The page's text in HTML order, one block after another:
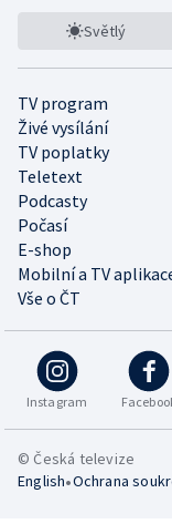
Světlý
TV program
Živé vysílání
TV poplatky
Teletext
Podcasty
Počasí
E-shop
Mobilní a TV
Vše o ČT
Instagram
© Česká televize
English•Ochrana